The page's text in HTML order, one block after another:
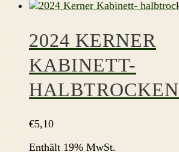
2024 KERNER
KABINETT-
HALBTROCKEN
€5,10
Enthält 19% MwSt.